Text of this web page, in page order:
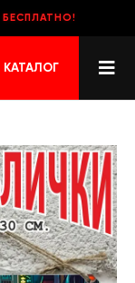
БЕСПЛАТНО!
КАТАЛОГ